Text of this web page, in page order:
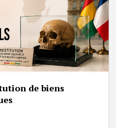
de biens